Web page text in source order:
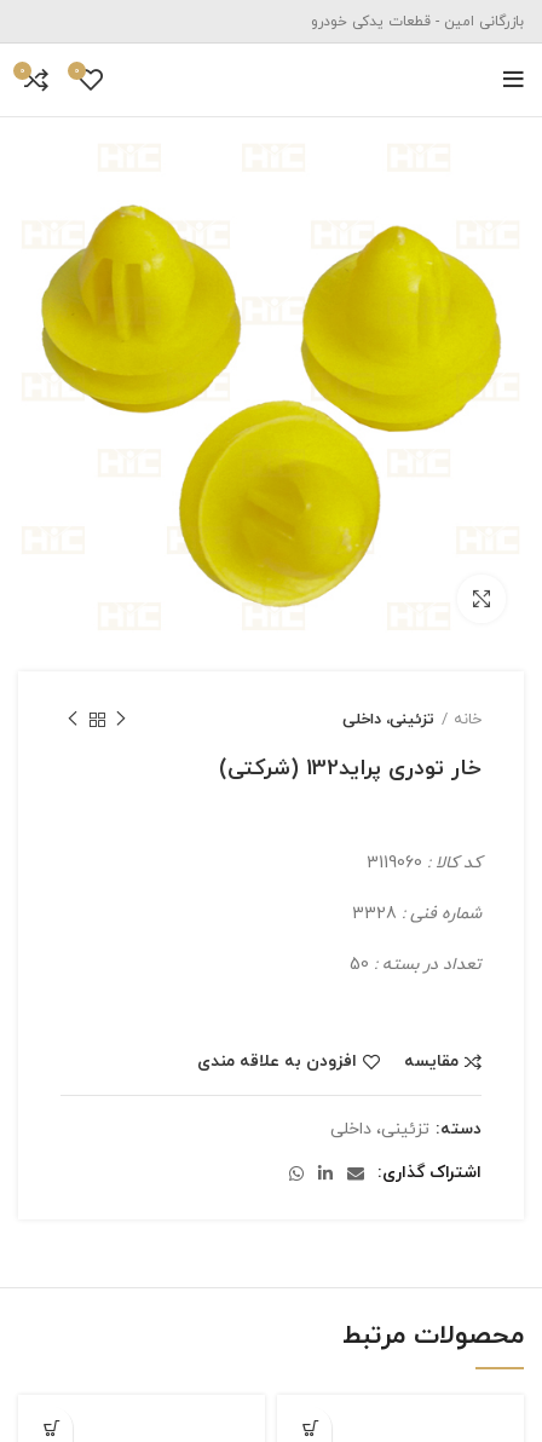
بازرگانی امین - قطعات یدکی خودرو
0
0
خانه تزئینی، داخلی
خار تودری پراید132 (شرکتی)
کد کالا :
شماره فنی :
تعداد در بسته :
مقایسه افزودن به علاقه مندی
دسته: تزئینی، داخلی
اشتراک گذاری
محصولات مرتبط